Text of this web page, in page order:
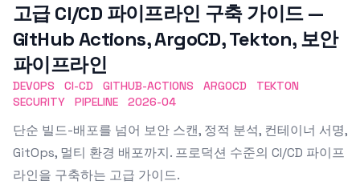
고급 CI/CD 파이프라인 구축 가이드 —
GitHub Actions, ArgoCD, Tekton, 보안
파이프라인
DEVOPS CI-CD GITHUB-ACTIONS ARGOCD
TEKTON
SECURITY
PIPELINE 2026-04
단순 빌드-배포를 넘어 보안 스캔, 정적 분석, 컨테이너 서명,
GitOps, 멀티 환경 배포까지. 프로덕션 수준의 CI/CD 파이프
라인을 구축하는 고급 가이드.